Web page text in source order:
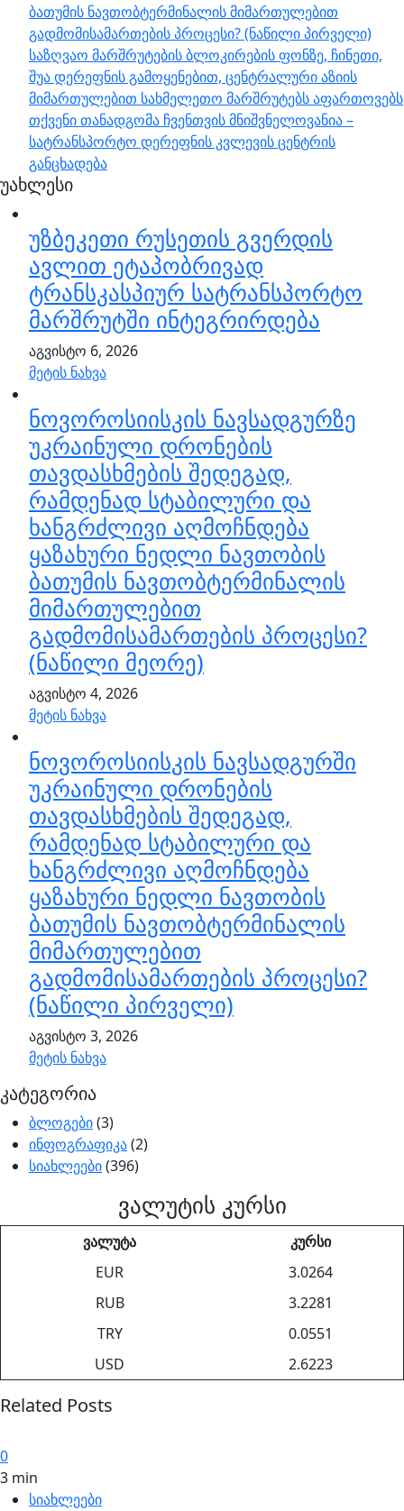
ბათუმის ნავთობტერმინალის მიმართულებით
გადმომისამართების პროცესი? (ნაწილი პირველი)
საზღვაო მარშრუტების ბლოკირების ფონზე, ჩინეთი,
შუა დერეფნის გამოყენებით, ცენტრალური აზიის
მიმართულებით სახმელეთო მარშრუტებს აფართოვებს
თქვენი თანადგომა ჩვენთვის მნიშვნელოვანია –
სატრანსპორტო დერეფნის კვლევის ცენტრის
განცხადება
უახლესი
უზბეკეთი რუსეთის გვერდის
ავლით ეტაპობრივად
ტრანსკასპიურ სატრანსპორტო
მარშრუტში ინტეგრირდება
აგვისტო 6, 2026
მეტის ნახვა
ნოვოროსიისკის ნავსადგურზე
უკრაინული დრონების
თავდასხმების შედეგად,
რამდენად სტაბილური და
ხანგრძლივი აღმოჩნდება
ყაზახური ნედლი ნავთობის
ბათუმის ნავთობტერმინალის
მიმართულებით
გადმომისამართების პროცესი?
(ნაწილი მეორე)
აგვისტო 4, 2026
მეტის ნახვა
ნოვოროსიისკის ნავსადგურში
უკრაინული დრონების
თავდასხმების შედეგად,
რამდენად სტაბილური და
ხანგრძლივი აღმოჩნდება
ყაზახური ნედლი ნავთობის
ბათუმის ნავთობტერმინალის
მიმართულებით
გადმომისამართების პროცესი?
(ნაწილი პირველი)
აგვისტო 3, 2026
მეტის ნახვა
კატეგორია
ბლოგები(3)
ინფოგრაფიკა(2)
სიახლეები(396)
ვალუტის კურსი
ვალუტა
კურსი
EUR
3.0264
RUB
3.2281
TRY
0.0551
USD
2.6223
Related Posts
0
3 min
სიახლეები